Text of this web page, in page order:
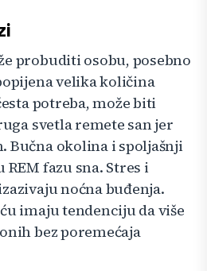
probuditi osobu, posebno
velika količina
potreba, može biti
svetla remete san jer
Bučna okolina i spoljašnji
fazu sna. Stres i
noćna buđenja.
imaju tendenciju da više
bez poremećaja